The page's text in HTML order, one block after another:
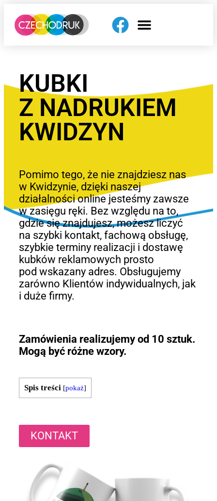
KUBKI
Z NADRUKIEM
KWIDZYN
Pomimo tego, że nie znajdziesz nas
w Kwidzynie, dzięki naszej
działalności online jesteśmy zawsze
w zasięgu ręki. Bez względu na to,
gdzie się znajdujesz, możesz liczyć
na szybki kontakt, fachową obsługę,
szybkie terminy realizacji i dostawę
kubków reklamowych prosto
pod wskazany adres. Obsługujemy
zarówno Klientów indywidualnych, jak
i duże firmy.
Zamówienia realizujemy od 10 sztuk.
Mogą być różne wzory.
Spis treści [pokaż]
KONTAKT